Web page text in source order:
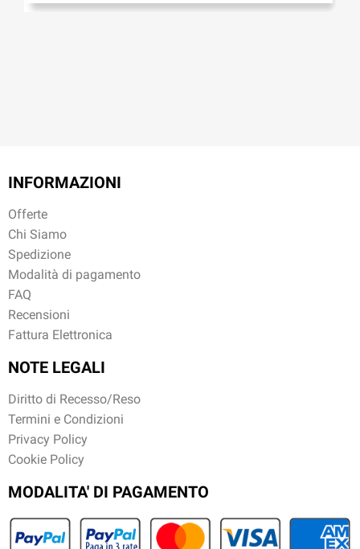
INFORMAZIONI
Offerte
Chi Siamo
Spedizione
Modalità di pagamento
FAQ
Recensioni
Fattura Elettronica
NOTE LEGALI
Diritto di Recesso/Reso
Termini e Condizioni
Privacy Policy
Cookie Policy
MODALITA' DI PAGAMENTO